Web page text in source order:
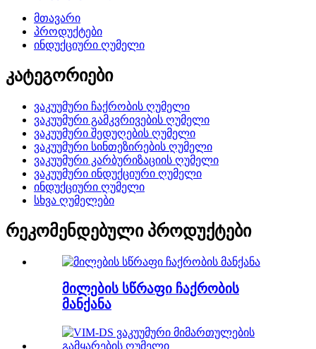
მთავარი
პროდუქტები
ინდუქციური ღუმელი
კატეგორიები
ვაკუუმური ჩაქრობის ღუმელი
ვაკუუმური გამკვრივების ღუმელი
ვაკუუმური შედუღების ღუმელი
ვაკუუმური სინთეზირების ღუმელი
ვაკუუმური კარბურიზაციის ღუმელი
ვაკუუმური ინდუქციური ღუმელი
ინდუქციური ღუმელი
სხვა ღუმელები
რეკომენდებული პროდუქტები
მილების სწრაფი ჩაქრობის
მანქანა